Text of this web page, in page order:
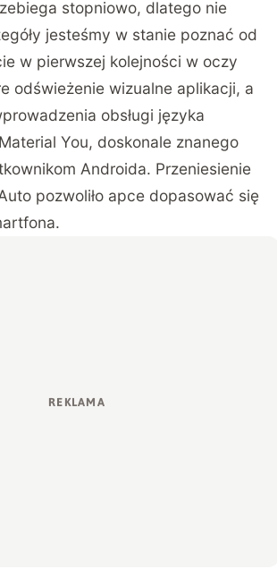
stopniowo, dlatego nie
jesteśmy w stanie poznać od
w pierwszej kolejności w oczy
odświeżenie wizualne aplikacji, a
obsługi języka
You, doskonale znanego
Androida. Przeniesienie
pozwoliło apce dopasować się